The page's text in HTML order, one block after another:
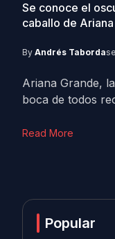
Se conoce el
caballo de
By Andrés Taborda
Ariana Grande,
boca de todos
Read More
Popular